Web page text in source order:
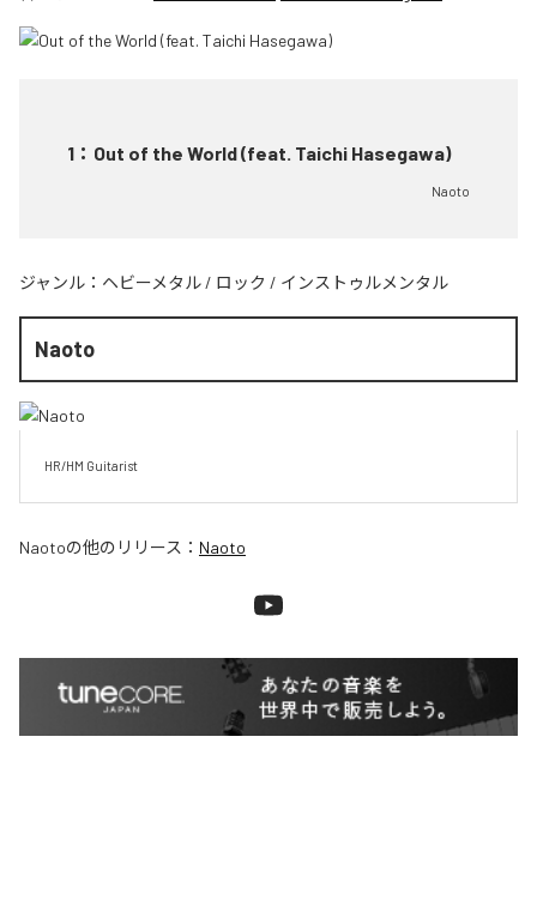
1 ： Out of the World (feat. Taichi Hasegawa)
Naoto
ジャンル： ヘビーメタル / ロック / インストゥルメンタル
Naoto
HR/HM Guitarist
Naotoの他のリリース： Naoto